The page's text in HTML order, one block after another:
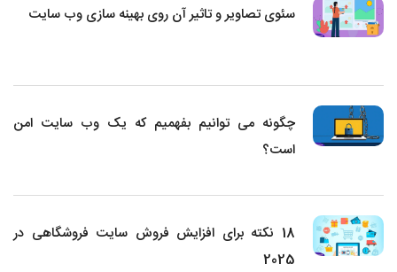
سئوی تصاویر و تاثیر آن روی بهینه سازی وب سایت
چگونه می توانیم بفهمیم که یک وب سایت امن
است؟
18 نکته برای افزایش فروش سایت فروشگاهی در
2025